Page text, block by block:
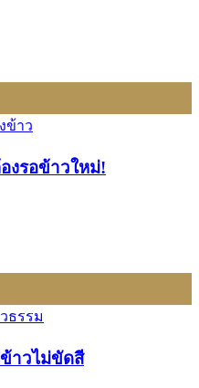
ข้าว
งรอข้าวใหม่!
ธรรม
ข้าวไม่ขัดสี